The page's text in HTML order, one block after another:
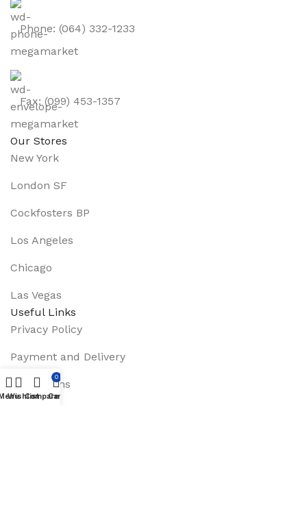
Phone: (064) 332-1233
Fax: (099) 453-1357
Our Stores
New York
London SF
Cockfosters BP
Los Angeles
Chicago
Las Vegas
Useful Links
Privacy Policy
Payment and Delivery
Promotions
WishlistCompare
0
Cart